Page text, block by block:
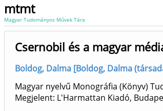
mtmt
Magyar Tudományos Művek Tára
Csernobil és a magyar
Boldog, Dalma [Boldog, Dalma
Magyar nyelvű Monográfia (Könyv)
Megjelent: L'Harmattan Kiadó,